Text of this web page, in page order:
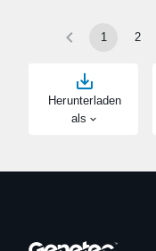
Herunterladen
als
1 2